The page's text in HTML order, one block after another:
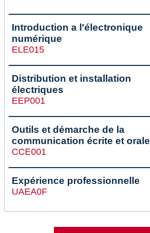
Introduction a l'électronique
numérique
ELE015
Distribution et installation
électriques
EEP001
Outils et démarche de la
communication écrite et orale
CCE001
Expérience professionnelle
UAEA0F